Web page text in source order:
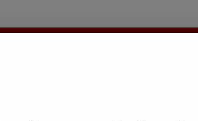
गावठी उपाय – घरच्या
प्राथमिक आराम